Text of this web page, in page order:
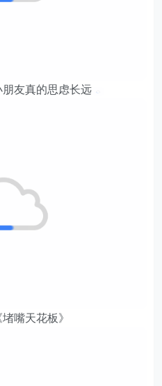
朋友真的思虑长远
嘴天花板》